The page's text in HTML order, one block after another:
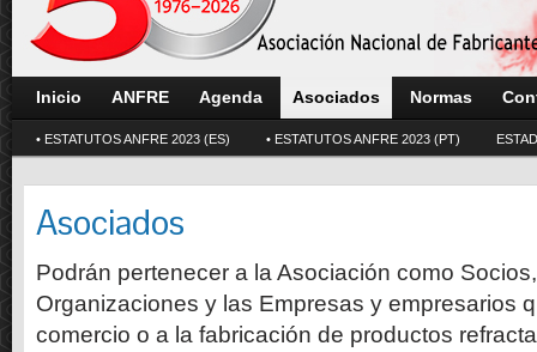
Inicio ANFRE Agenda Asociados Normas
• ESTATUTOS ANFRE 2023 (ES) • ESTATUTOS ANFRE 2023 (PT)
Asociados
Podrán pertenecer a la Asociación como
Organizaciones y las Empresas y empresarios
comercio o a la fabricación de productos